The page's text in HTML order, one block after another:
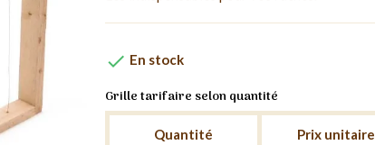
 En stock
Grille tarifaire selon quantité
Quantité Prix unitaire